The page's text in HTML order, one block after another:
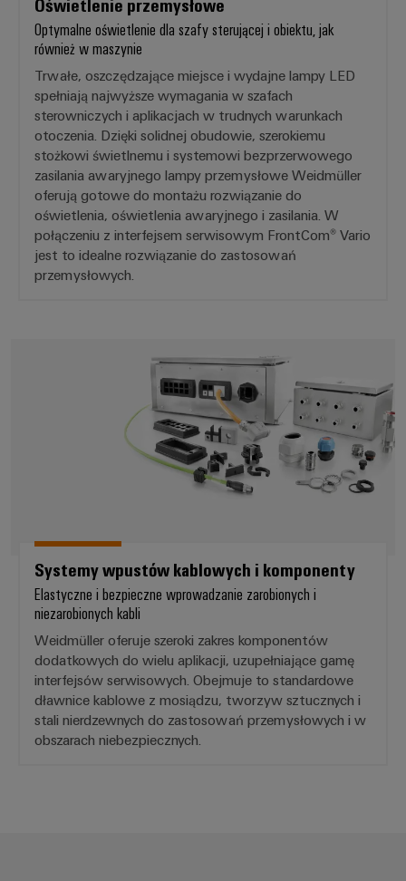
Optymalne oświetlenie dla szafy sterującej i obiektu, jak
również w maszynie
Trwałe, oszczędzające miejsce i wydajne lampy LED
spełniają najwyższe wymagania w szafach
sterowniczych i aplikacjach w trudnych warunkach
otoczenia. Dzięki solidnej obudowie, szerokiemu
stożkowi świetlnemu i systemowi bezprzerwowego
zasilania awaryjnego lampy przemysłowe Weidmüller
oferują gotowe do montażu rozwiązanie do
oświetlenia, oświetlenia awaryjnego i zasilania. W
połączeniu z interfejsem serwisowym FrontCom® Vario
jest to idealne rozwiązanie do zastosowań
przemysłowych.
Systemy wpustów kablowych i komponenty
Elastyczne i bezpieczne wprowadzanie zarobionych i
niezarobionych kabli
Weidmüller oferuje szeroki zakres komponentów
dodatkowych do wielu aplikacji, uzupełniające gamę
interfejsów serwisowych. Obejmuje to standardowe
dławnice kablowe z mosiądzu, tworzyw sztucznych i
stali nierdzewnych do zastosowań przemysłowych i w
obszarach niebezpiecznych.